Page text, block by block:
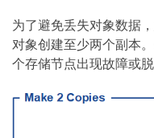
为了避免丢失对象数据
对象创建至少两个副本
个存储节点出现故障或